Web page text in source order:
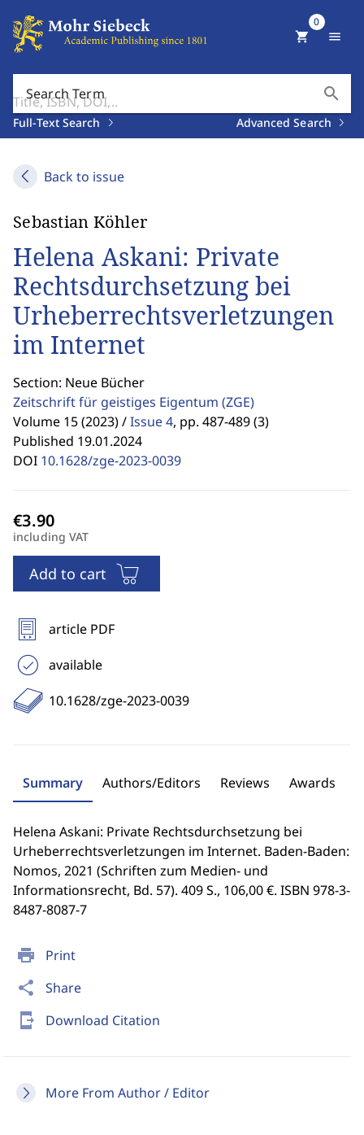
Search Term search
Full-Text Search Advanced Search
shopping_cart
0
menu
Back to issue
print Print
share Share
send_to_mobile Download Citation
More From Author / Editor
Sebastian Köhler
Helena Askani: Private
Rechtsdurchsetzung bei
Urheberrechtsverletzungen
im Internet
Section: Neue Bücher
Zeitschrift für geistiges Eigentum (ZGE)
Volume 15 (2023) /Issue 4, pp. 487-489 (3)
Published 19.01.2024
DOI 10.1628/zge-2023-0039
including VAT
Add to cart
article PDF
available
10.1628/zge-2023-0039
Summary Authors/Editors Reviews Awards
Helena Askani: Private Rechtsdurchsetzung bei
Urheberrechtsverletzungen im Internet. Baden-Baden:
Nomos, 2021 (Schriften zum Medien- und
Informationsrecht, Bd. 57). 409 S., 106,00 €. ISBN 978-3-
8487-8087-7